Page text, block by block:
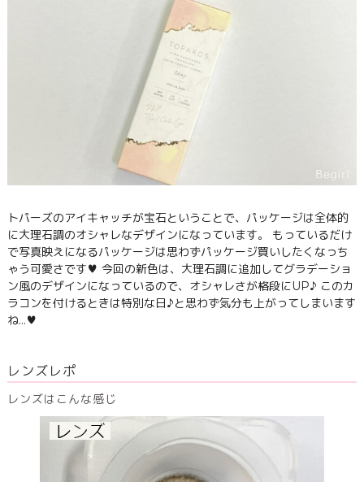
トパーズのアイキャッチが宝石ということで、パッケージは全体的
に大理石調のオシャレなデザインになっています。 もっているだけ
で写真映えになるパッケージは思わずパッケージ買いしたくなっち
ゃう可愛さです♥ 今回の新色は、大理石調に追加してグラデーショ
ン風のデザインになっているので、オシャレさが格段にUP♪ このカ
ラコンを付けるときは特別な日♪と思わず気分も上がってしまいます
ね…♥
レンズレポ
レンズはこんな感じ